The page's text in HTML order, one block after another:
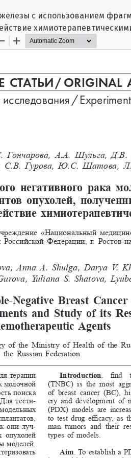
с использованием